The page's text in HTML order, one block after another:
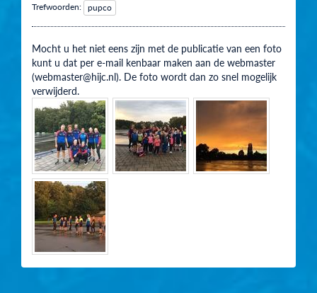
Trefwoorden: pupco
Mocht u het niet eens zijn met de publicatie van een foto
kunt u dat per e-mail kenbaar maken aan de webmaster
(webmaster@hijc.nl). De foto wordt dan zo snel mogelijk
verwijderd.